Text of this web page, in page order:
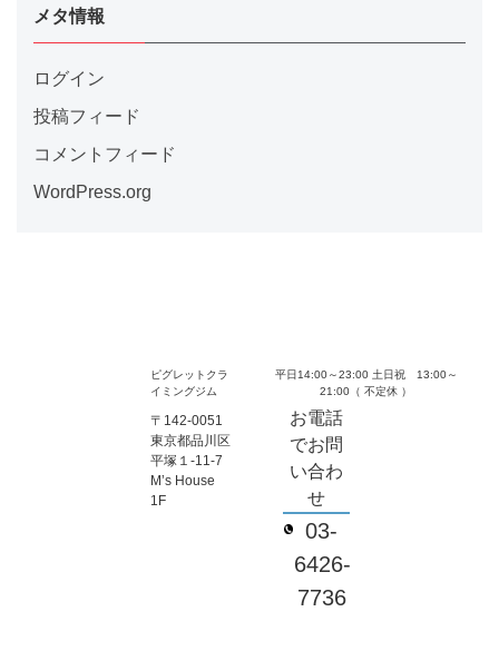
メタ情報
ログイン
投稿フィード
コメントフィード
WordPress.org
ピグレットクラ
イミングジム
〒142-0051
東京都品川区
平塚１-11-7
M’s House
1F
平日14:00～23:00 土日祝 13:00～
21:00（ 不定休 ）
お電話
でお問
い合わ
せ
03-
6426-
7736